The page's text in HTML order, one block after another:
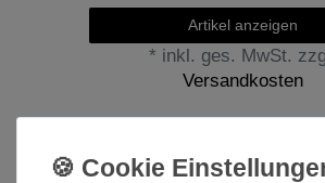
Artikel anzeigen
* inkl. ges. MwSt.
Versandkosten